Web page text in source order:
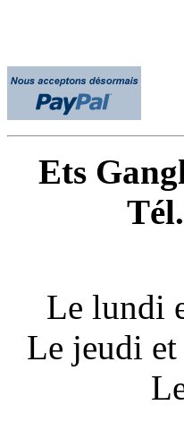
Ets
Le lundi
Le jeudi